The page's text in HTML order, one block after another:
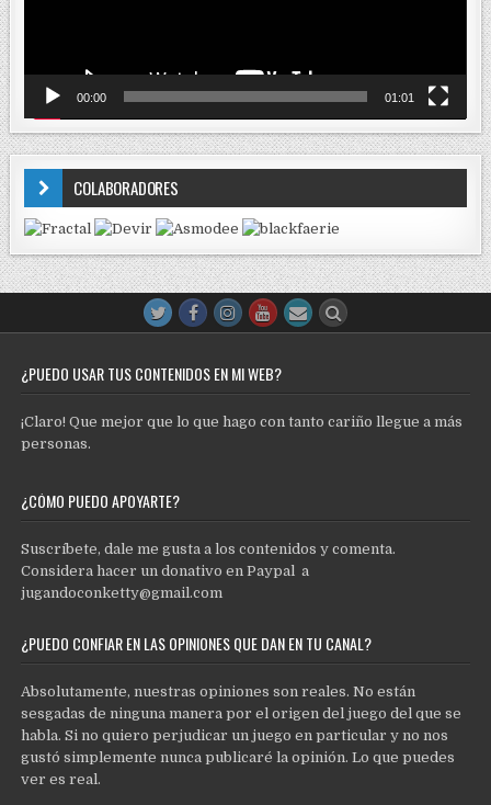
00:00 01:01
COLABORADORES
¿PUEDO USAR TUS CONTENIDOS EN MI WEB?
¡Claro! Que mejor que lo que hago con tanto cariño llegue a más
personas.
¿CÓMO PUEDO APOYARTE?
Suscríbete, dale me gusta a los contenidos y comenta.
Considera hacer un donativo en Paypal a
jugandoconketty@gmail.com
¿PUEDO CONFIAR EN LAS OPINIONES QUE DAN EN TU CANAL?
Absolutamente, nuestras opiniones son reales. No están
sesgadas de ninguna manera por el origen del juego del que se
habla. Si no quiero perjudicar un juego en particular y no nos
gustó simplemente nunca publicaré la opinión. Lo que puedes
ver es real.